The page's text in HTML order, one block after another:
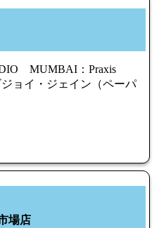
MUMBAI：Praxis
ョイ・ジェイン（ペーパ
場店